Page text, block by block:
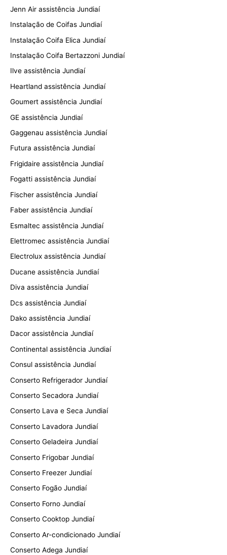
Jenn Air assistência Jundiaí
Instalação de Coifas Jundiaí
Instalação Coifa Elica Jundiaí
Instalação Coifa Bertazzoni Jundiaí
Ilve assistência Jundiaí
Heartland assistência Jundiaí
Goumert assistência Jundiaí
GE assistência Jundiaí
Gaggenau assistência Jundiaí
Futura assistência Jundiaí
Frigidaire assistência Jundiaí
Fogatti assistência Jundiaí
Fischer assistência Jundiaí
Faber assistência Jundiaí
Esmaltec assistência Jundiaí
Elettromec assistência Jundiaí
Electrolux assistência Jundiaí
Ducane assistência Jundiaí
Diva assistência Jundiaí
Dcs assistência Jundiaí
Dako assistência Jundiaí
Dacor assistência Jundiaí
Continental assistência Jundiaí
Consul assistência Jundiaí
Conserto Refrigerador Jundiaí
Conserto Secadora Jundiaí
Conserto Lava e Seca Jundiaí
Conserto Lavadora Jundiaí
Conserto Geladeira Jundiaí
Conserto Frigobar Jundiaí
Conserto Freezer Jundiaí
Conserto Fogão Jundiaí
Conserto Forno Jundiaí
Conserto Cooktop Jundiaí
Conserto Ar-condicionado Jundiaí
Conserto Adega Jundiaí